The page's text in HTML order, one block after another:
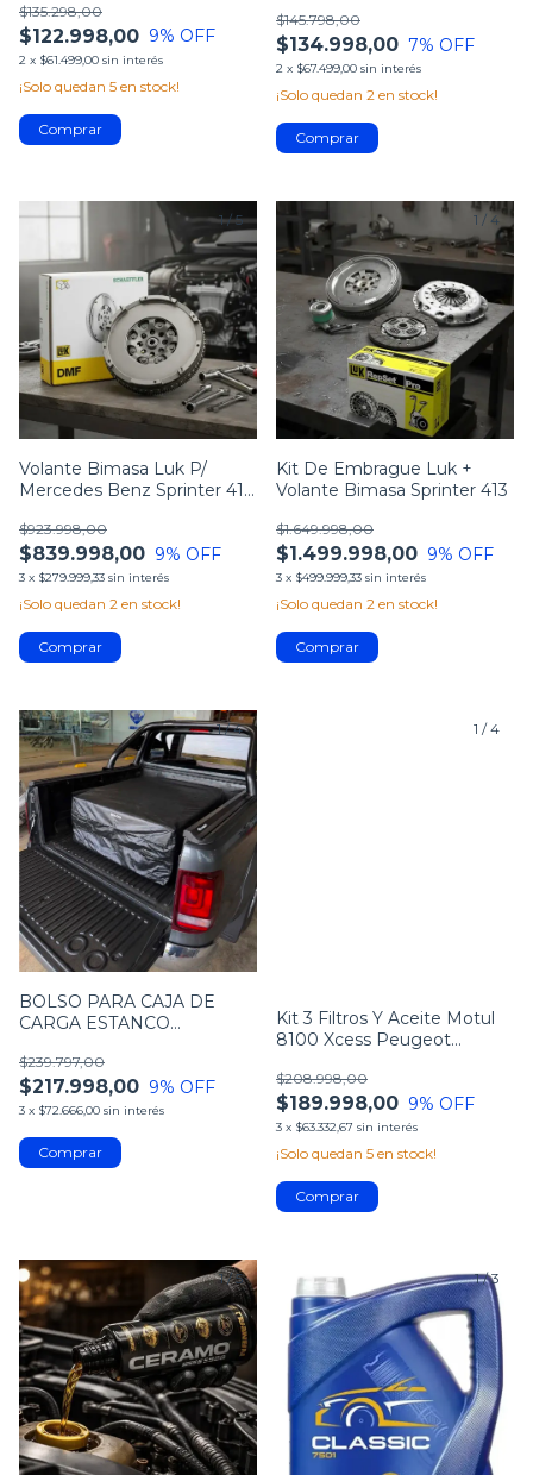
$122.998,00
$135.298,00
9% OFF
2 x $61.499,00 sin interés
¡Solo quedan 5 en stock!
$134.998,00
$145.798,00
7% OFF
2 x $67.499,00 sin interés
¡Solo quedan 2 en stock!
1/5
Volante Bimasa Luk P/
Mercedes Benz Sprinter 416
$839.998,00
$923.998,00
9% OFF
3 x $279.999,33 sin interés
¡Solo quedan 2 en stock!
1 / 4
Kit De Embrague Luk +
Volante Bimasa Sprinter 413
$1.499.998,00
$1.649.998,00
9% OFF
3 x $499.999,33 sin interés
¡Solo quedan 2 en stock!
1/4
BOLSO PARA CAJA DE
CARGA ESTANCO
(120X100X45CM)
$217.998,00
$239.797,00
9% OFF
3 x $72.666,00 sin interés
1 /4
Kit 3 Filtros Y Aceite Motul
8100 Xcess Peugeot
$189.998,00
$208.998,00
9% OFF
3 x $63.332,67 sin interés
¡Solo quedan 5 en stock!
1/5 1/3